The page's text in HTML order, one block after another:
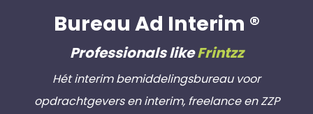
Bureau Ad Interim ®
Professionals likeFrintzz
Hét interim bemiddelingsbureau voor
opdrachtgevers en interim, freelance en ZZP